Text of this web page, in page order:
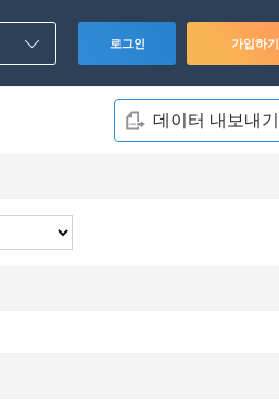
로그인 가입하기
데이터 내보내기